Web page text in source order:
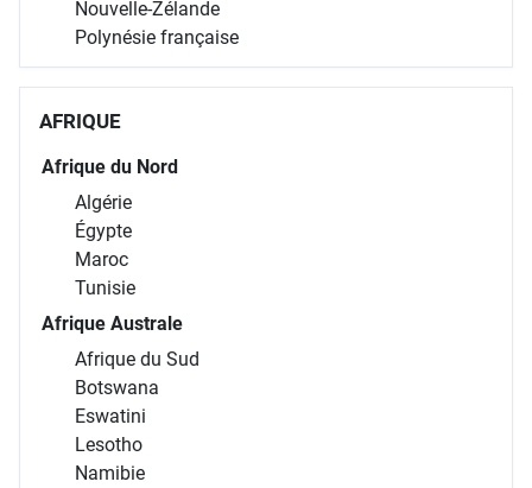
Nouvelle-Zélande
Polynésie française
AFRIQUE
Afrique du Nord
Algérie
Égypte
Maroc
Tunisie
Afrique Australe
Afrique du Sud
Botswana
Eswatini
Lesotho
Namibie